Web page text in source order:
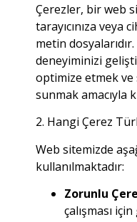
Çerezler, bir web
tarayıcınıza veya
metin dosyalarıdır.
deneyiminizi
optimize etmek ve
sunmak amacıyla
2. Hangi Çerez
Web sitemizde
kullanılmaktadır:
Zorunlu
çalışması